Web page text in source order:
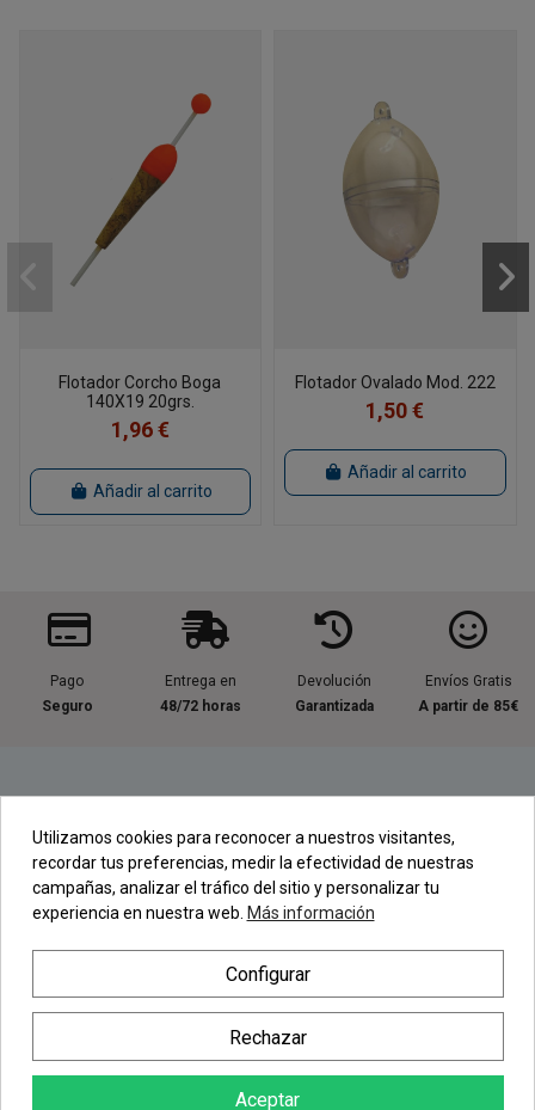
Flotador Corcho Boga
140X19 20grs.
1,96 €
Añadir al carrito
Flotador Ovalado Mod. 222
1,50 €
Añadir al carrito
Pago
Seguro
Entrega en
48/72 horas
Devolución
Garantizada
Envíos Gratis
A partir de 85€
Contacta con nosotros
Regístrate en nuestra Newsletter
Newsletter
Utilizamos cookies para reconocer a nuestros visitantes,
recordar tus preferencias, medir la efectividad de nuestras
campañas, analizar el tráfico del sitio y personalizar tu
experiencia en nuestra web. Más información
Configurar
Rechazar
Aceptar